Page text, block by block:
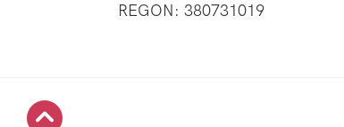
REGON: 380731019